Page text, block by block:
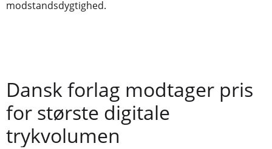
modstandsdygtighed.
Dansk forlag modtager pris
for største digitale
trykvolumen